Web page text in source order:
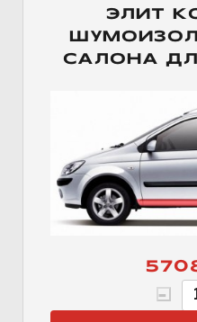
ЭЛИТ
САЛОНА